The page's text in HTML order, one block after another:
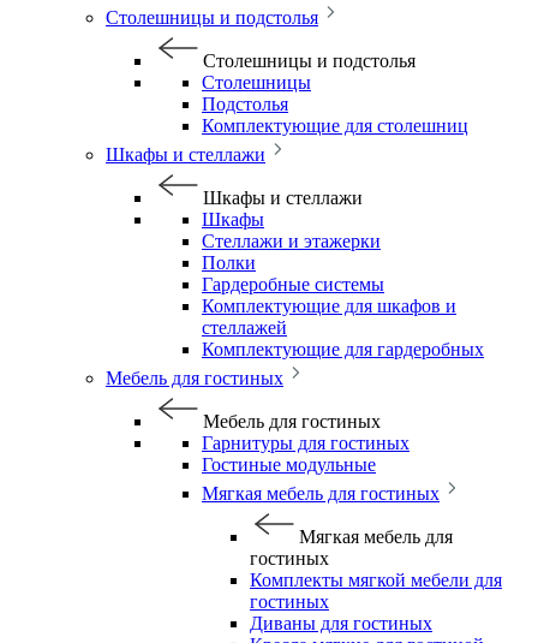
Столешницы и подстолья
Столешницы и подстолья
Столешницы
Подстолья
Комплектующие для столешниц
Шкафы и стеллажи
Шкафы и стеллажи
Шкафы
Стеллажи и этажерки
Полки
Гардеробные системы
Комплектующие для шкафов и
стеллажей
Комплектующие для гардеробных
Мебель для гостиных
Мебель для гостиных
Гарнитуры для гостиных
Гостиные модульные
Мягкая мебель для гостиных
Мягкая мебель для
гостиных
Комплекты мягкой мебели для
гостиных
Диваны для гостиных